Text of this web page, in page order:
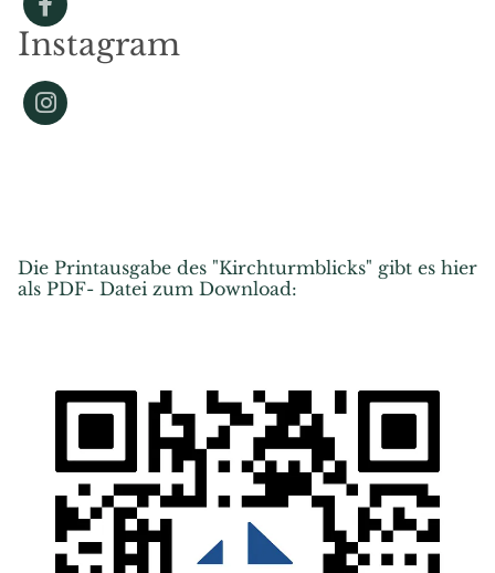
Instagram
Die Printausgabe des "Kirchturmblicks" gibt es hier
als PDF- Datei zum Download: